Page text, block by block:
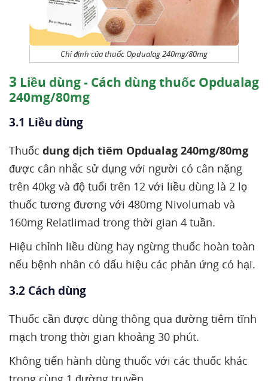
Chỉ định của thuốc Opdualag 240mg/80mg
3 Liều dùng - Cách dùng thuốc Opdualag
240mg/80mg
3.1 Liều dùng
Thuốc dung dịch tiêm Opdualag 240mg/80mg
được cân nhắc sử dụng với người có cân nặng
trên 40kg và độ tuổi trên 12 với liều dùng là 2 lọ
thuốc tương đương với 480mg Nivolumab và
160mg Relatlimad trong thời gian 4 tuần.
Hiệu chỉnh liều dùng hay ngừng thuốc hoàn toàn
nếu bệnh nhân có dấu hiệu các phản ứng có hại.
3.2 Cách dùng
Thuốc cần được dùng thông qua đường tiêm tĩnh
mạch trong thời gian khoảng 30 phút.
Không tiến hành dùng thuốc với các thuốc khác